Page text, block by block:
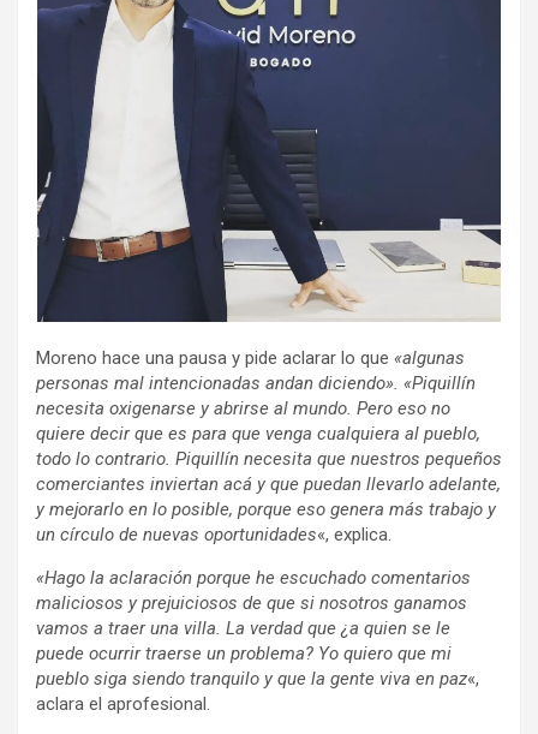
Moreno hace una pausa y pide aclarar lo que «algunas
personas mal intencionadas andan diciendo». «Piquillín
necesita oxigenarse y abrirse al mundo. Pero eso no
quiere decir que es para que venga cualquiera al pueblo,
todo lo contrario. Piquillín necesita que nuestros pequeños
comerciantes inviertan acá y que puedan llevarlo adelante,
y mejorarlo en lo posible, porque eso genera más trabajo y
un círculo de nuevas oportunidades«, explica.
«Hago la aclaración porque he escuchado comentarios
maliciosos y prejuiciosos de que si nosotros ganamos
vamos a traer una villa. La verdad que ¿a quien se le
puede ocurrir traerse un problema? Yo quiero que mi
pueblo siga siendo tranquilo y que la gente viva en paz«,
aclara el aprofesional.